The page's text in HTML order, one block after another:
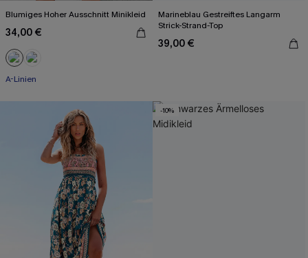
Blumiges Hoher Ausschnitt Minikleid
34,00 €
A-Linien
Marineblau Gestreiftes Langarm
Strick-Strand-Top
39,00 €
-10%